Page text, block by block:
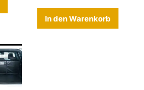
In den Warenkorb